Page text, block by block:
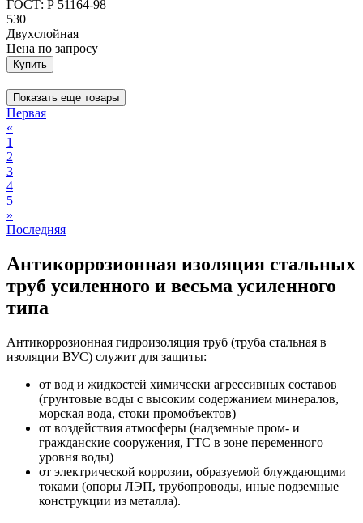
ГОСТ: Р 51164-98
530
Двухслойная
Цена по запросу
Купить
Показать еще товары
Первая
«
1
2
3
4
5
»
Последняя
Антикоррозионная изоляция стальных
труб усиленного и весьма усиленного
типа
Антикоррозионная гидроизоляция труб (труба стальная в
изоляции ВУС) служит для защиты:
от вод и жидкостей химически агрессивных составов
(грунтовые воды с высоким содержанием минералов,
морская вода, стоки промобъектов)
от воздействия атмосферы (надземные пром- и
гражданские сооружения, ГТС в зоне переменного
уровня воды)
от электрической коррозии, образуемой блуждающими
токами (опоры ЛЭП, трубопроводы, иные подземные
конструкции из металла).